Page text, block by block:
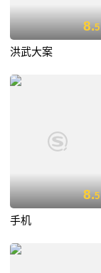
8.5
洪武大案
8.5
手机